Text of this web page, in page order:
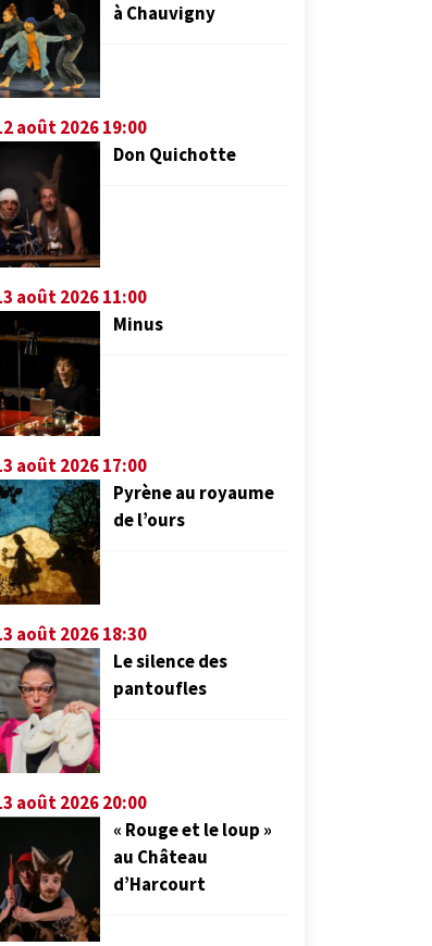
à Chauvigny
août 2026 19:00
Don Quichotte
août 2026 11:00
Minus
août 2026 17:00
Pyrène au royaume
de l’ours
août 2026 18:30
Le silence des
pantoufles
août 2026 20:00
« Rouge et le loup »
au Château
d’Harcourt